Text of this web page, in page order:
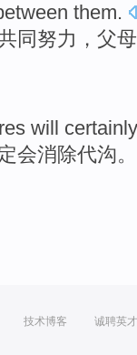
them.
同 努力 ， 父母
will certainly
会消除代沟。
技术博客 诚聘英才